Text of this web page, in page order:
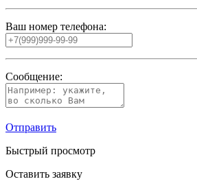
Ваш номер телефона:
Сообщение:
Отправить
Быстрый просмотр
Оставить заявку